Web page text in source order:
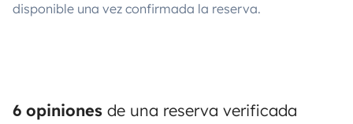
disponible una vez confirmada la reserva.
6 opiniones de una reserva verificada